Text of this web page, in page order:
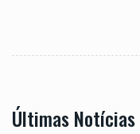
Últimas Notícias